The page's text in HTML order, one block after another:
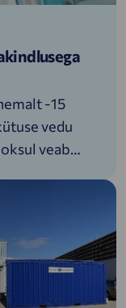
-15
vedu
veab
diislikütuseni